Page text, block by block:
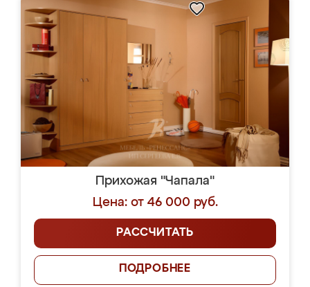
Прихожая "Чапала"
Цена: от 46 000 руб.
РАССЧИТАТЬ
ПОДРОБНЕЕ